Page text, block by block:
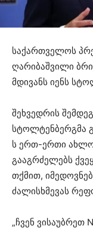
საქართველოს
ღარიბაშვილი
მდივანს იენს
შეხვედრის
სტოლტენბერგმა
ს ერთ-ერთი
გააგრძელებს
თქმით,
ძალისხმევას
„ჩვენ